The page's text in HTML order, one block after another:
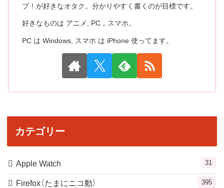
ブ！が好きなオタク。分かりやすく書くのが目標です。
好きなものは アニメ, PC，スマホ。
PC は Windows, スマホ は iPhone 使ってます。
カテゴリー
Apple Watch 31
Firefox（たまにニコ動） 395